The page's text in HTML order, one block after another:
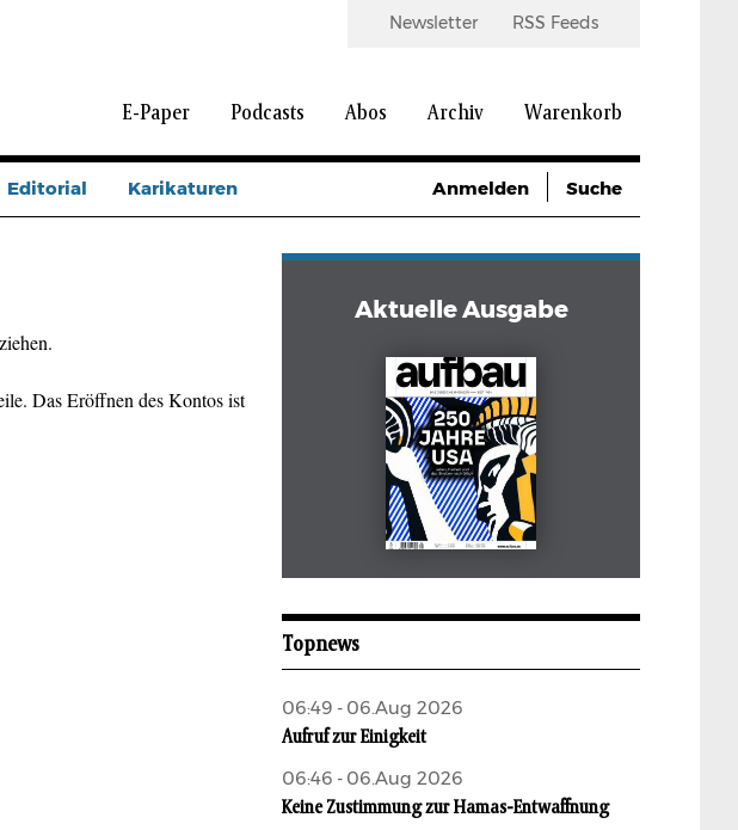
Newsletter RSS Feeds
E-Paper Podcasts Abos Archiv Warenkorb
Editorial Karikaturen Anmelden Suche
Das Eröffnen des Kontos ist
Aktuelle Ausgabe
Mai 2026
Topnews
06:49 - 06.Aug 2026
Aufruf zur Einigkeit
06:46 - 06.Aug 2026
Keine Zustimmung zur Hamas-Entwaffnung